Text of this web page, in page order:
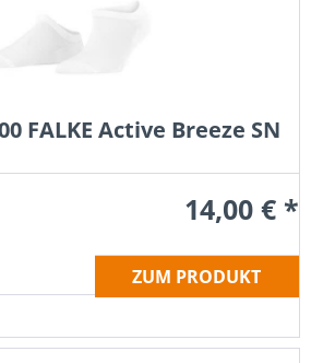
FALKE Active Breeze SN
14,00 € *
ZUM PRODUKT